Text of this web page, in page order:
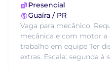
Presencial
Guaíra / PR
Vaga para mecânico.
mecânica e com motor a
trabalho em equipe Ter
extras. Escala: segunda à